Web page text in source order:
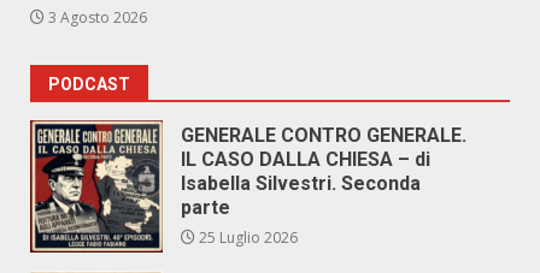
3 Agosto 2026
PODCAST
GENERALE CONTRO GENERALE.
IL CASO DALLA CHIESA – di
Isabella Silvestri. Seconda
parte
25 Luglio 2026